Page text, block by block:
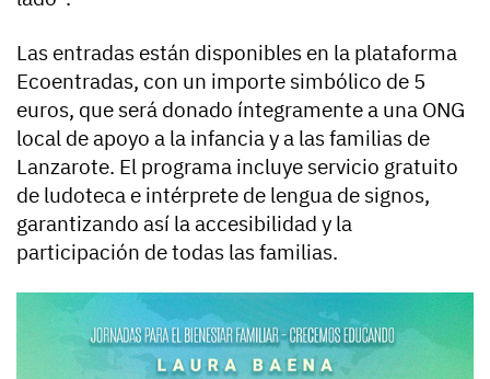
Las entradas están disponibles en la plataforma
Ecoentradas, con un importe simbólico de 5
euros, que será donado íntegramente a una ONG
local de apoyo a la infancia y a las familias de
Lanzarote. El programa incluye servicio gratuito
de ludoteca e intérprete de lengua de signos,
garantizando así la accesibilidad y la
participación de todas las familias.